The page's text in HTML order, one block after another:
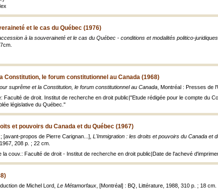
et le cas du Québec (1976)
à la souveraineté et le cas du Québec - conditions et modalités politico-juridiques
Constitution, le forum constitutionnel au Canada (1968)
suprême et la Constitution, le forum constitutionnel au Canada , Montréal : Presses de
Faculté de droit. Institut de recherche en droit public|"Etude rédigée pour le compte du
législative du Québec."
et pouvoirs du Canada et du Québec (1967)
propos de Pierre Carignan...], L'Immigration : les droits et pouvoirs du Canada et
208 p. ; 22 cm.
la couv.: Faculté de droit - Institut de recherche en droit public|Date de l'achevé
de Michel Lord, Le Métamorfaux , [Montréal] : BQ, Littérature, 1988, 310 p. ; 18 cm.